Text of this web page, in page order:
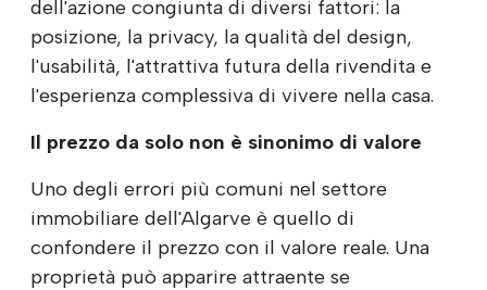
dell'azione congiunta di diversi fattori: la
posizione, la privacy, la qualità del design,
l'usabilità, l'attrattiva futura della rivendita e
l'esperienza complessiva di vivere nella casa.
Il prezzo da solo non è sinonimo di valore
Uno degli errori più comuni nel settore
immobiliare dell'Algarve è quello di
confondere il prezzo con il valore reale. Una
proprietà può apparire attraente se